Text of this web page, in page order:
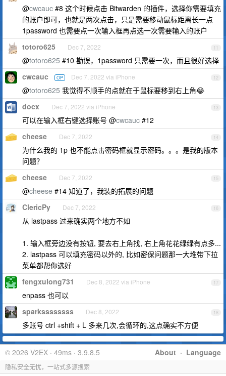
@cwcauc #8 这个时候点击 Bitwarden 的插件，选择你需要填充
的账户即可，也就是两次点击，只是需要移动鼠标距离长一点
1password 也需要点一次输入框再点选一次需要输入的账户
11
totoro625 Dec 7, 2022
@totoro625 #10 勘误，1password 只需要一次，而且很好选择
12
cwcauc OP Dec 7, 2022 via iPhone
@totoro625 我觉得不顺手的点就在于鼠标要移到右上角😂
13
docx Dec 7, 2022 via iPhone
可以在输入框右键选择账号 @cwcauc #12
14
cheese Dec 7, 2022
为什么我的 1p 也不能点击密码框就显示密码。。。是我的版本
问题？
15
cheese Dec 7, 2022
@cheese #14 知道了，我装的拓展的问题
16
ClericPy Dec 7, 2022
从 lastpass 过来确实两个地方不如
1. 输入框旁边没有按钮, 要去右上角找, 右上角花花绿绿有点多...
2. lastpass 可以填充密码以外的, 比如密保问题那一大堆带下拉
菜单都帮你选好
17
fengxulong731 Dec 8, 2022 via iPhone
enpass 也可以
18
sparkssssssss Dec 8, 2022
多账号 ctrl +shift + L 多来几次,会循环的,这点确实不方便
About · Language
© 2026 V2EX · 49ms · 3.9.8.5
隐私安全无忧，一站式多源搜索